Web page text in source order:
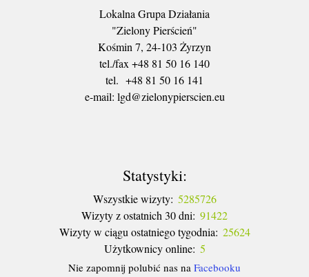
Lokalna Grupa Działania
"Zielony Pierścień"
Kośmin 7, 24-103 Żyrzyn
tel./fax +48 81 50 16 140
tel. +48 81 50 16 141
​e-mail: lgd@zielonypierscien.eu
Statystyki:
Wszystkie wizyty: 5285726
Wizyty z ostatnich 30 dni: 91422
Wizyty w ciągu ostatniego tygodnia: 25624
Użytkownicy online: 5
Nie zapomnij polubić nas na Facebooku